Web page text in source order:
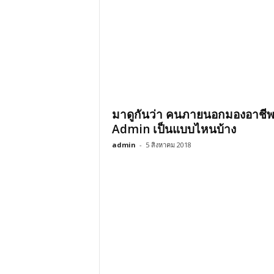
มาดูกันว่า คนภายนอกมองอาชี
Admin เป็นแบบไหนบ้าง
admin - 5 สิงหาคม 2018